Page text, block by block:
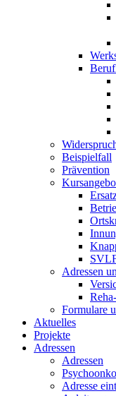
Beispielfall
Prävention
Adressen
Formulare
Aktuelles
Projekte
Adressen
Adressen
Adresse